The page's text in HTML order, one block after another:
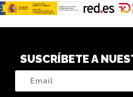
SUSCRÍBETE A